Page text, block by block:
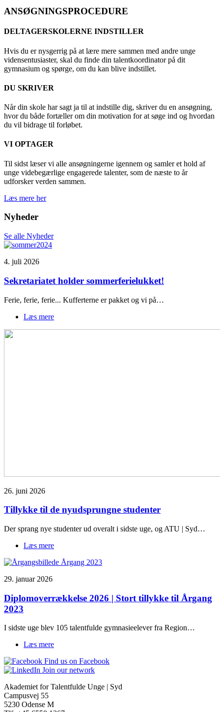
ANSØGNINGSPROCEDURE
DELTAGERSKOLERNE INDSTILLER
Hvis du er nysgerrig på at lære mere sammen med andre unge
vidensentusiaster, skal du finde din talentkoordinator på dit
gymnasium og spørge, om du kan blive indstillet.
DU SKRIVER
Når din skole har sagt ja til at indstille dig, skriver du en ansøgning,
hvor du både fortæller om din motivation for at søge ind og hvordan
du vil bidrage til forløbet.
VI OPTAGER
Til sidst læser vi alle ansøgningerne igennem og samler et hold af
unge videbegærlige engagerede talenter, som de næste to år
udforsker verden sammen.
Læs mere her
Nyheder
Se alle Nyheder
4. juli 2026
Sekretariatet holder sommerferielukket!
Ferie, ferie, ferie... Kufferterne er pakket og vi på…
Læs mere
26. juni 2026
Tillykke til de nyudsprungne studenter
Der sprang nye studenter ud overalt i sidste uge, og ATU | Syd…
Læs mere
til
29. januar 2026
Diplomoverrækkelse 2026 | Stort tillykke til Årgang
2023
I sidste uge blev 105 talentfulde gymnasieelever fra Region…
Læs mere
2026
|
tillykke
Find us on Facebook
Join our network
Akademiet for Talentfulde Unge | Syd
Campusvej 55
5230 Odense M